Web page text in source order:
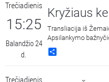
Trečiadienis
15:25
Balandžio 24
d.
Kryžiaus
Transliacija iš
Apsilankymo
Trečiadienis